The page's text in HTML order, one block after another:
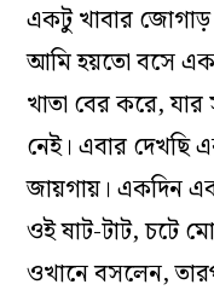
একটু খাবার
আমি হয়তো বসে
খাতা বের করে,
নেই। এবার
জায়গায়। একদিন
ওই ষাট-টাট, চটে
ওখানে বসলেন,